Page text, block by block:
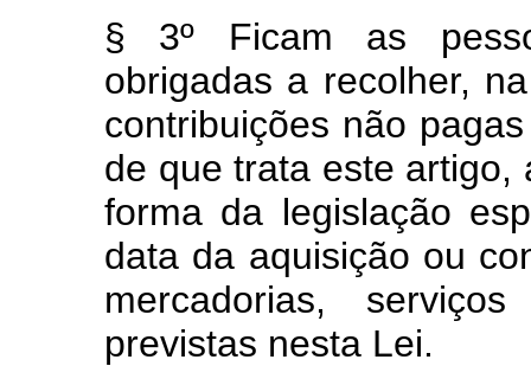
§ 3º Ficam as
obrigadas a recolher,
contribuições não
de que trata este artigo,
forma da legislação
data da aquisição ou
mercadorias,
previstas nesta Lei.